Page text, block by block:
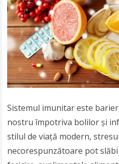
Sistemul imunitar este
nostru împotriva bolilor și
stilul de viață modern,
necorespunzătoare pot